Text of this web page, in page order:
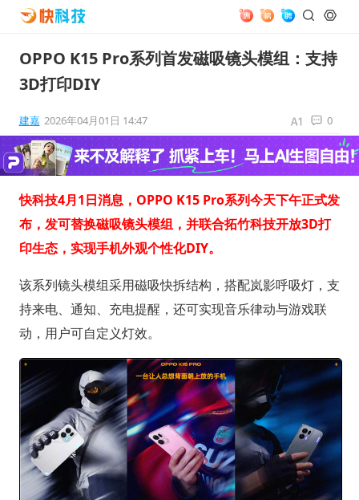
OPPO K15 Pro系列首发磁吸镜头模组：支持
3D打印DIY
建嘉 2026年04月01日 14:47 0
快科技4月1日消息，OPPO K15 Pro系列今天下午正式发
布，发可替换磁吸镜头模组，并联合拓竹科技开放3D打
印生态，实现手机外观个性化DIY。
该系列镜头模组采用磁吸快拆结构，搭配岚影呼吸灯，支
持来电、通知、充电提醒，还可实现音乐律动与游戏联
动，用户可自定义灯效。